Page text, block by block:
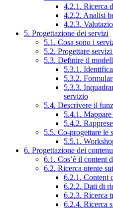
4.2.1. Ricerca
4.2.2. Analisi
4.2.3.
5. Progettazione dei servizi
5.1. Cosa sono i
5.2. Progettare
5.3. Definire il
5.3.1.
5.3.2.
5.3.3.
servizio
5.4. Descrivere il
5.4.1. Mappare
5.4.2.
5.5. Co-progettare le
5.5.1.
6. Progettazione dei
6.1. Cos’è il content
6.2. Ricerca utente
6.2.1. Content
6.2.2. Dati di
6.2.3. Ricerca
6.2.4. Ricerca